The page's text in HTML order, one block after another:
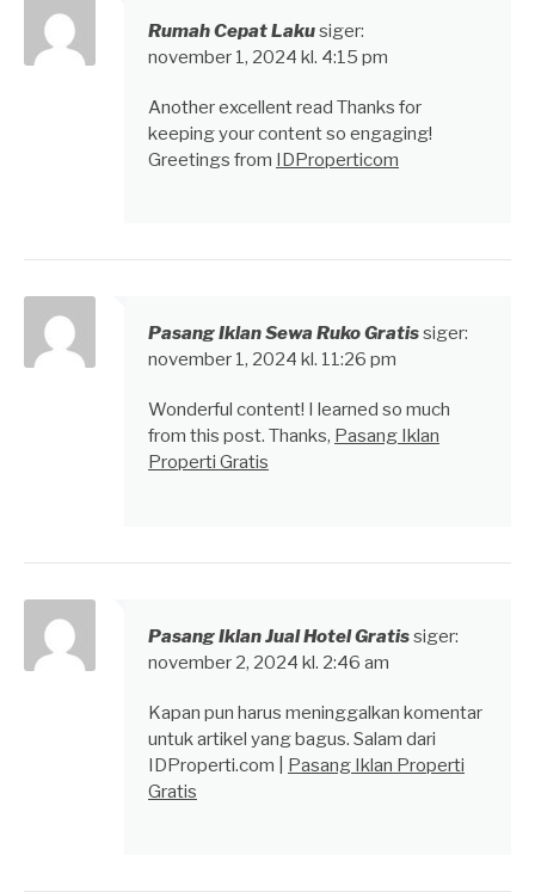
Rumah Cepat Lakusiger:
november 1, 2024 kl. 4:15 pm
Another excellent read Thanks for
keeping your content so engaging!
Greetings from IDProperticom
Pasang Iklan Sewa Ruko Gratissiger:
november 1, 2024 kl. 11:26 pm
Wonderful content! I learned so much
from this post. Thanks, Pasang Iklan
Properti Gratis
Pasang Iklan Jual Hotel Gratissiger:
november 2, 2024 kl. 2:46 am
Kapan pun harus meninggalkan komentar
untuk artikel yang bagus. Salam dari
IDProperti.com | Pasang Iklan Properti
Gratis